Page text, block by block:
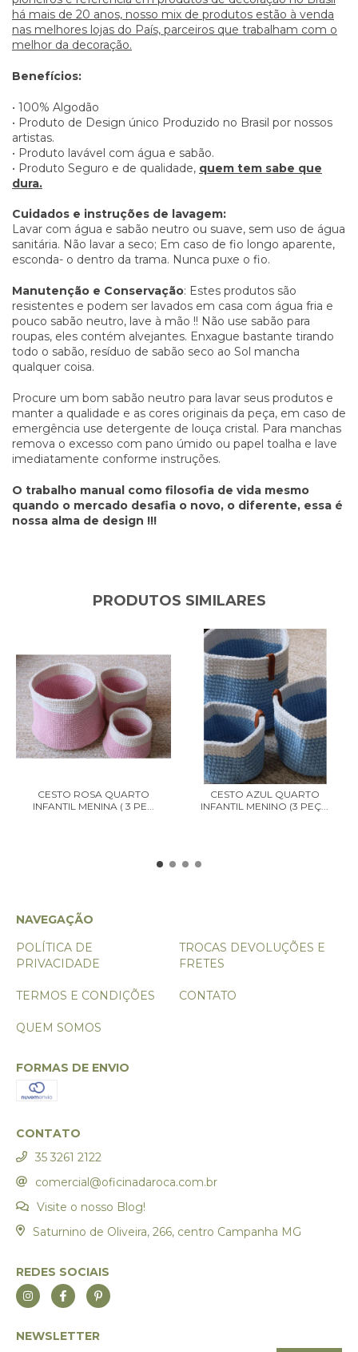
há mais de 20 anos, nosso mix de produtos estão à venda
nas melhores lojas do País, parceiros que trabalham com o
melhor da decoração.
Benefícios:
• 100% Algodão
• Produto de Design único Produzido no Brasil por nossos
artistas.
• Produto lavável com água e sabão.
• Produto Seguro e de qualidade, quem tem sabe que
dura.
Cuidados e instruções de lavagem:
Lavar com água e sabão neutro ou suave, sem uso de água
sanitária. Não lavar a seco; Em caso de fio longo aparente,
esconda- o dentro da trama. Nunca puxe o fio.
Manutenção e Conservação: Estes produtos são
resistentes e podem ser lavados em casa com água fria e
pouco sabão neutro, lave à mão !! Não use sabão para
roupas, eles contém alvejantes. Enxague bastante tirando
todo o sabão, resíduo de sabão seco ao Sol mancha
qualquer coisa.
Procure um bom sabão neutro para lavar seus produtos e
manter a qualidade e as cores originais da peça, em caso de
emergência use detergente de louça cristal. Para manchas
remova o excesso com pano úmido ou papel toalha e lave
imediatamente conforme instruções.
O trabalho manual como filosofia de vida mesmo
quando o mercado desafia o novo, o diferente, essa é
nossa alma de design !!!
PRODUTOS SIMILARES
CESTO ROSA QUARTO
INFANTIL MENINA ( 3 PE...
CESTO AZUL QUARTO
INFANTIL MENINO (3 PEÇ...
NAVEGAÇÃO
POLÍTICA DE
PRIVACIDADE
TROCAS DEVOLUÇÕES E
FRETES
TERMOS E CONDIÇÕES CONTATO
QUEM SOMOS
FORMAS DE ENVIO
CONTATO
35 3261 2122
comercial@oficinadaroca.com.br
Visite o nosso Blog!
Saturnino de Oliveira, 266, centro Campanha MG
REDES SOCIAIS
NEWSLETTER